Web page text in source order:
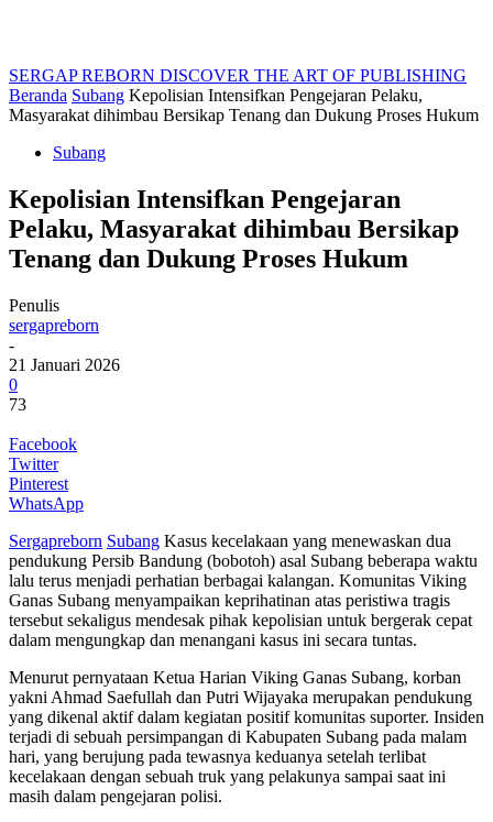
SERGAP REBORN DISCOVER THE ART OF PUBLISHING
Beranda Subang Kepolisian Intensifkan Pengejaran Pelaku,
Masyarakat dihimbau Bersikap Tenang dan Dukung Proses Hukum
Subang
Kepolisian Intensifkan Pengejaran
Pelaku, Masyarakat dihimbau Bersikap
Tenang dan Dukung Proses Hukum
Penulis
sergapreborn
-
21 Januari 2026
0
73
Facebook
Twitter
Pinterest
WhatsApp
Sergapreborn Subang Kasus kecelakaan yang menewaskan dua
pendukung Persib Bandung (bobotoh) asal Subang beberapa waktu
lalu terus menjadi perhatian berbagai kalangan. Komunitas Viking
Ganas Subang menyampaikan keprihatinan atas peristiwa tragis
tersebut sekaligus mendesak pihak kepolisian untuk bergerak cepat
dalam mengungkap dan menangani kasus ini secara tuntas.
Menurut pernyataan Ketua Harian Viking Ganas Subang, korban
yakni Ahmad Saefullah dan Putri Wijayaka merupakan pendukung
yang dikenal aktif dalam kegiatan positif komunitas suporter. Insiden
terjadi di sebuah persimpangan di Kabupaten Subang pada malam
hari, yang berujung pada tewasnya keduanya setelah terlibat
kecelakaan dengan sebuah truk yang pelakunya sampai saat ini
masih dalam pengejaran polisi.